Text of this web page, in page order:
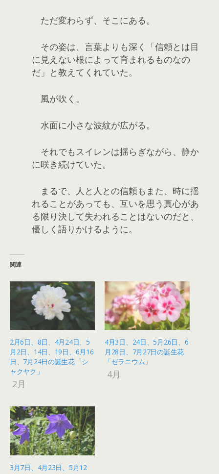
ただ変わらず、そこにある。
その姿は、言葉よりも深く「信頼とは目
に見えない根によって育まれるものなの
だ」と教えてくれていた。
風が吹く。
水面に小さな波紋が広がる。
それでもスイレンは揺らぎながら、静か
に咲き続けていた。
まるで、人と人との信頼もまた、時に揺
れることがあっても、互いを思う真心があ
る限り決して失われることはないのだと、
優しく語りかけるように。
関連
2月6日、8日、4月24日、5
月2日、14日、19日、6月16
日、7月24日の誕生花「シ
ャクヤク」
2月
4月3日、24日、5月26日、6
月28日、7月27日の誕生花
「ゼラニウム」
4月
3月7日、4月23日、5月12